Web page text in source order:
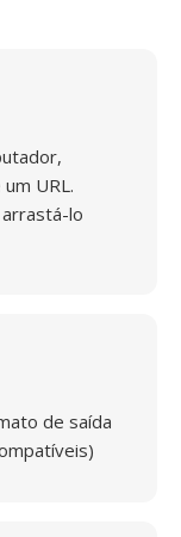
URL.
lo
de saída